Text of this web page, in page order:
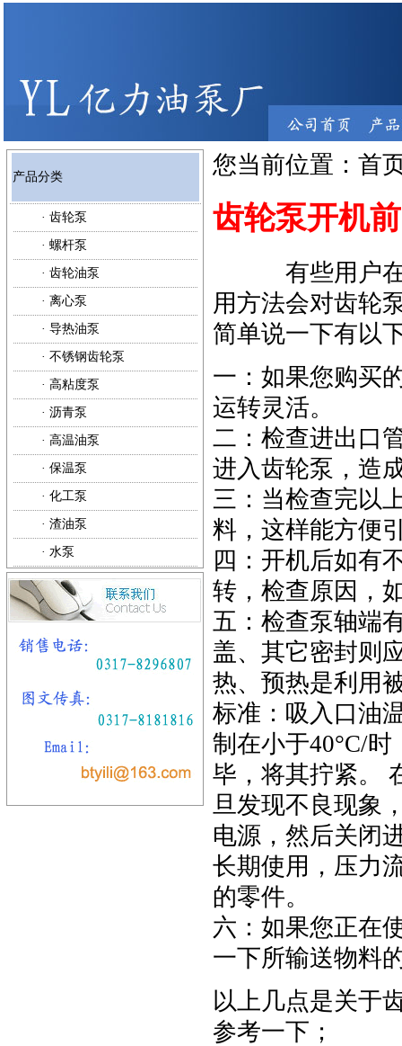
产品分类
· 齿轮泵
· 螺杆泵
· 齿轮油泵
· 离心泵
· 导热油泵
· 不锈钢齿轮泵
· 高粘度泵
· 沥青泵
· 高温油泵
· 保温泵
· 化工泵
· 渣油泵
· 水泵
您当前位置： 首
齿轮泵开机
有些用户在
用方法会对齿轮
简单说一下有以
一：如果您购买
运转灵活。
二：检查进出口
进入齿轮泵，造
三：当检查完以
料，这样能方便
四：开机后如有
转，检查原因，
五：检查泵轴端
盖、其它密封则
热、预热是利用
标准：吸入口油
制在小于40°C/
毕，将其拧紧。
旦发现不良现象
电源，然后关闭
长期使用，压力
的零件。
六：如果您正在
一下所输送物料
以上几点是关于
参考一下；